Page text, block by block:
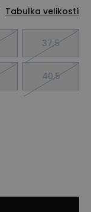
Tabulka velikostí
37,5
40,5